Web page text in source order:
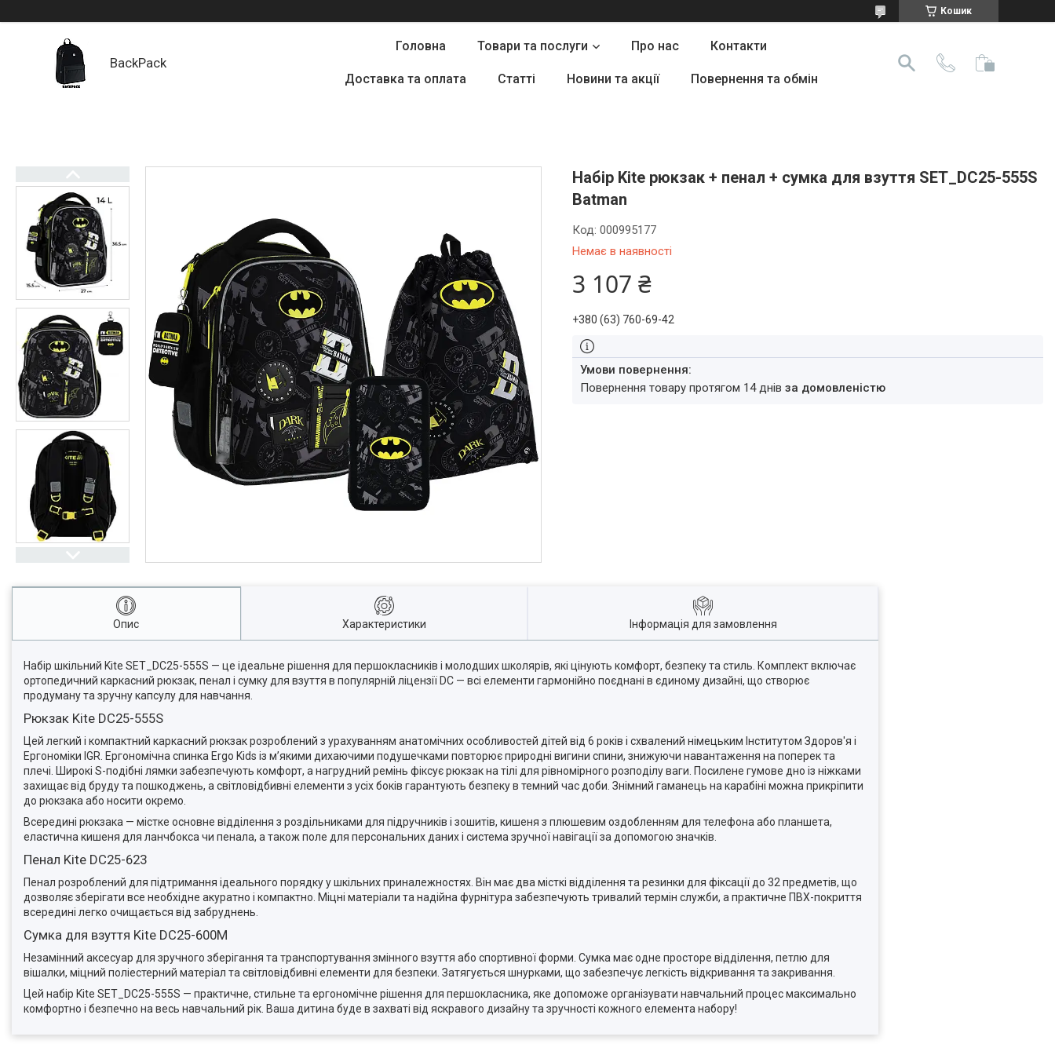
Кошик
BackPack
Головна Товари та послуги Про нас Контакти
Доставка та оплата Статті Новини та акції Повернення та обмін
Набір Kite рюкзак + пенал + сумка для взуття SET_DC25-555S
Batman
Немає в наявності
Код:000995177
3 107 ₴
+380 (63) 760-69-42
повернення товару протягом 14 днівза домовленістю
Опис Характеристики Інформація для замовлення
Набір шкільний Kite SET_DC25-555S — це ідеальне рішення для першокласників і молодших школярів, які цінують комфорт, безпеку та стиль. Комплект включає
ортопедичний каркасний рюкзак, пенал і сумку для взуття в популярній ліцензії DC — всі елементи гармонійно поєднані в єдиному дизайні, що створює
продуману та зручну капсулу для навчання.
Рюкзак Kite DC25-555S
Цей легкий і компактний каркасний рюкзак розроблений з урахуванням анатомічних особливостей дітей від 6 років і схвалений німецьким Інститутом Здоров'я і
Ергономіки IGR. Ергономічна спинка Ergo Kids із м’якими дихаючими подушечками повторює природні вигини спини, знижуючи навантаження на поперек та
плечі. Широкі S-подібні лямки забезпечують комфорт, а нагрудний ремінь фіксує рюкзак на тілі для рівномірного розподілу ваги. Посилене гумове дно із ніжками
захищає від бруду та пошкоджень, а світловідбивні елементи з усіх боків гарантують безпеку в темний час доби. Знімний гаманець на карабіні можна прикріпити
до рюкзака або носити окремо.
Всередині рюкзака — містке основне відділення з роздільниками для підручників і зошитів, кишеня з плюшевим оздобленням для телефона або планшета,
еластична кишеня для ланчбокса чи пенала, а також поле для персональних даних і система зручної навігації за допомогою значків.
Пенал Kite DC25-623
Пенал розроблений для підтримання ідеального порядку у шкільних приналежностях. Він має два місткі відділення та резинки для фіксації до 32 предметів, що
дозволяє зберігати все необхідне акуратно і компактно. Міцні матеріали та надійна фурнітура забезпечують тривалий термін служби, а практичне ПВХ-покриття
всередині легко очищається від забруднень.
Сумка для взуття Kite DC25-600M
Незамінний аксесуар для зручного зберігання та транспортування змінного взуття або спортивної форми. Сумка має одне просторе відділення, петлю для
вішалки, міцний поліестерний матеріал та світловідбивні елементи для безпеки. Затягується шнурками, що забезпечує легкість відкривання та закривання.
Цей набір Kite SET_DC25-555S — практичне, стильне та ергономічне рішення для першокласника, яке допоможе організувати навчальний процес максимально
комфортно і безпечно на весь навчальний рік. Ваша дитина буде в захваті від яскравого дизайну та зручності кожного елемента набору!